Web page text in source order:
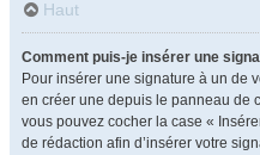
Haut
Comment puis-je insérer une
Pour insérer une signature à un de
en créer une depuis le panneau de
vous pouvez cocher la case «
de rédaction afin d’insérer votre